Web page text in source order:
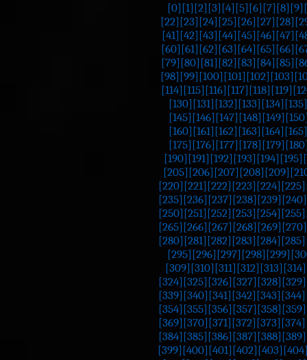
[0] [1] [2] [3] [4] [5] [6] [7] [8] [9]
[22] [23] [24] [25] [26] [27] [28]
[41] [42] [43] [44] [45] [46] [47]
[60] [61] [62] [63] [64] [65] [66]
[79] [80] [81] [82] [83] [84] [85]
[98] [99] [100] [101] [102] [103]
[114] [115] [116] [117] [118] [119]
[130] [131] [132] [133] [134] [135]
[145] [146] [147] [148] [149]
[160] [161] [162] [163] [164] [165]
[175] [176] [177] [178] [179]
[190] [191] [192] [193] [194] [195]
[205] [206] [207] [208] [209]
[220] [221] [222] [223] [224] [225]
[235] [236] [237] [238] [239] [240]
[250] [251] [252] [253] [254] [255]
[265] [266] [267] [268] [269] [270]
[280] [281] [282] [283] [284] [285]
[295] [296] [297] [298] [299]
[309] [310] [311] [312] [313] [314]
[324] [325] [326] [327] [328] [329]
[339] [340] [341] [342] [343] [344]
[354] [355] [356] [357] [358] [359]
[369] [370] [371] [372] [373] [374]
[384] [385] [386] [387] [388] [389]
[399] [400] [401] [402] [403]